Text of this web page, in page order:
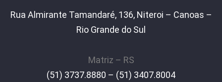
Rua Almirante Tamandaré, 136, Niteroi – Canoas –
Rio Grande do Sul
Matriz – RS
(51) 3737.8880 – (51) 3407.8004